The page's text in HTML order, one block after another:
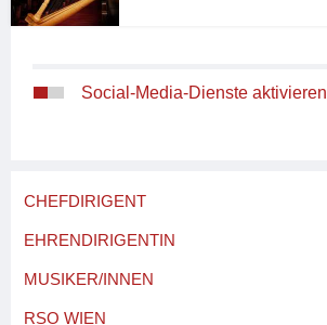
Social-Media-Dienste aktivieren
CHEFDIRIGENT
EHRENDIRIGENTIN
MUSIKER/INNEN
RSO WIEN